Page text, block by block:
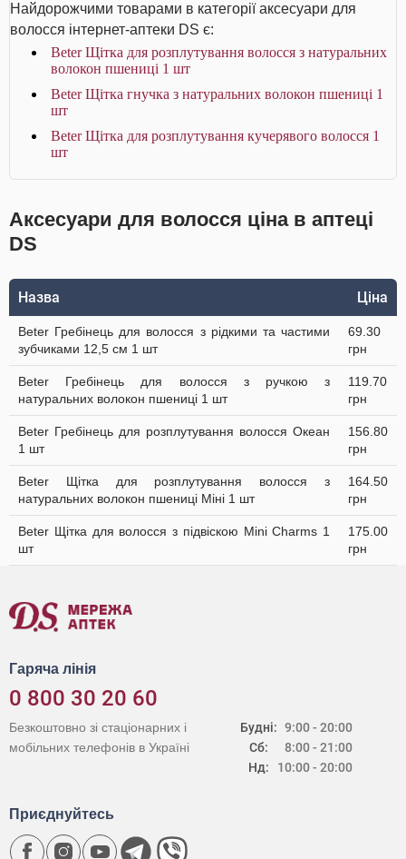
Найдорожчими товарами в категорії аксесуари для
волосся інтернет-аптеки DS є:
Beter Щітка для розплутування волосся з натуральних
волокон пшениці 1 шт
Beter Щітка гнучка з натуральних волокон пшениці 1
шт
Beter Щітка для розплутування кучерявого волосся 1
шт
Аксесуари для волосся ціна в аптеці
DS
Назва Ціна
Beter Гребінець для волосся з рідкими та частими
зубчиками 12,5 см 1 шт
69.30
грн
Beter Гребінець для волосся з ручкою з
натуральних волокон пшениці 1 шт
119.70
грн
Beter Гребінець для розплутування волосся Океан
1 шт
156.80
грн
Beter Щітка для розплутування волосся з
натуральних волокон пшениці Міні 1 шт
164.50
грн
Beter Щітка для волосся з підвіскою Mini Сharms 1
шт
175.00
грн
Гаряча лінія
0 800 30 20 60
Будні:
Сб:
Нд:
9:00 - 20:00
8:00 - 21:00
10:00 - 20:00
Безкоштовно зі стаціонарних і
мобільних телефонів в Україні
Приєднуйтесь